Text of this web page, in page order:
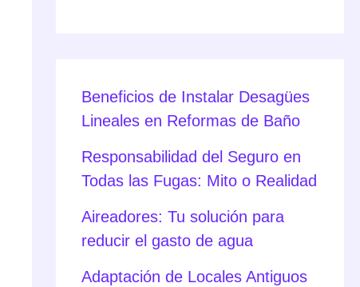
Beneficios de Instalar Desagües
Lineales en Reformas de Baño
Responsabilidad del Seguro en
Todas las Fugas: Mito o Realidad
Aireadores: Tu solución para
reducir el gasto de agua
Adaptación de Locales Antiguos